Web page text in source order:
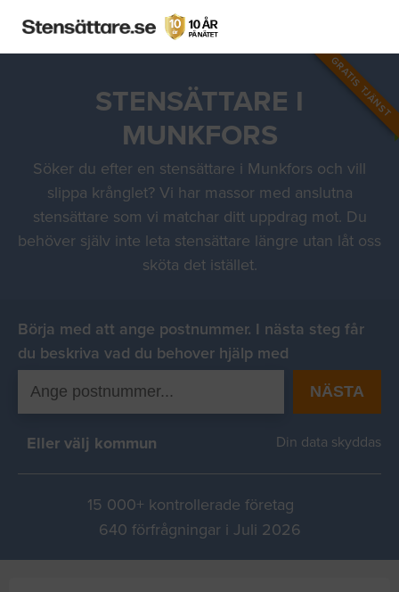
GRATIS TJÄNST
STENSÄTTARE I
MUNKFORS
Söker du efter en stensättare i Munkfors och vill
slippa krånglet? Vi har massor med anslutna
stensättare som vi matchar ditt uppdrag mot. Du
behöver själv inte leta stensättare längre utan låt oss
sköta det istället.
Börja med att ange postnummer. I nästa steg får
du beskriva vad du behover hjälp med
NÄSTA
Eller välj kommun Din data skyddas
15 000+ kontrollerade företag
640 förfrågningar i Juli 2026